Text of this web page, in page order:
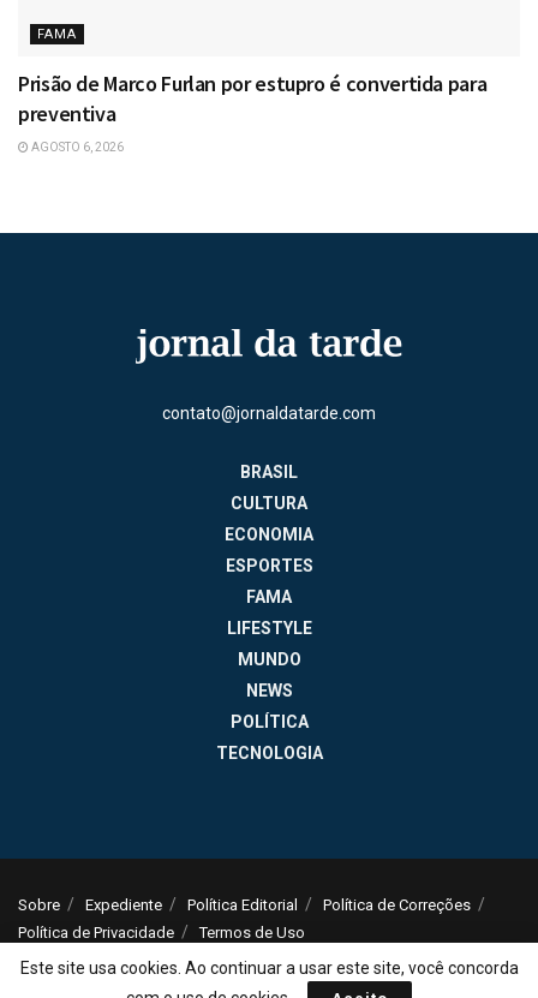
FAMA
Prisão de Marco Furlan por estupro é convertida para
preventiva
AGOSTO 6, 2026
contato@jornaldatarde.com
BRASIL
CULTURA
ECONOMIA
ESPORTES
FAMA
LIFESTYLE
MUNDO
NEWS
POLÍTICA
TECNOLOGIA
Sobre Expediente Política Editorial
Política de Correções
Política de Privacidade
Termos de Uso
© 2025Jornal da Tarde- Notícias do Brasil e do mundo - ISSN: 1516-294X -
contato@jornaldatarde.com
Este site usa cookies. Ao continuar a usar este site, você concorda